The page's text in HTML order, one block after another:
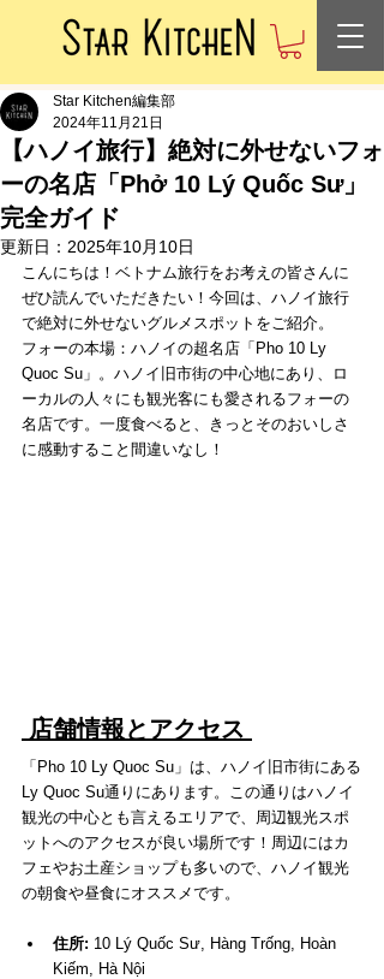
【ハノイ旅行】絶対に外せないフォ
ーの名店「Phở 10 Lý Quốc Sư」
完全ガイド
Star Kitchen編集部
2024年11月21日
更新日： 2025年10月10日
こんにちは！ベトナム旅行をお考えの皆さんに
ぜひ読んでいただきたい！今回は、ハノイ旅行
で絶対に外せないグルメスポットをご紹介。
フォーの本場：ハノイの超名店「Pho 10 Ly
Quoc Su」。ハノイ旧市街の中心地にあり、ロ
ーカルの人々にも観光客にも愛されるフォーの
名店です。一度食べると、きっとそのおいしさ
に感動すること間違いなし！
店舗情報とアクセス
「Pho 10 Ly Quoc Su」は、ハノイ旧市街にある
Ly Quoc Su通りにあります。この通りはハノイ
観光の中心とも言えるエリアで、周辺観光スポ
ットへのアクセスが良い場所です！周辺にはカ
フェやお土産ショップも多いので、ハノイ観光
の朝食や昼食にオススメです。
住所: 10 Lý Quốc Sư, Hàng Trống, Hoàn
Kiếm, Hà Nội